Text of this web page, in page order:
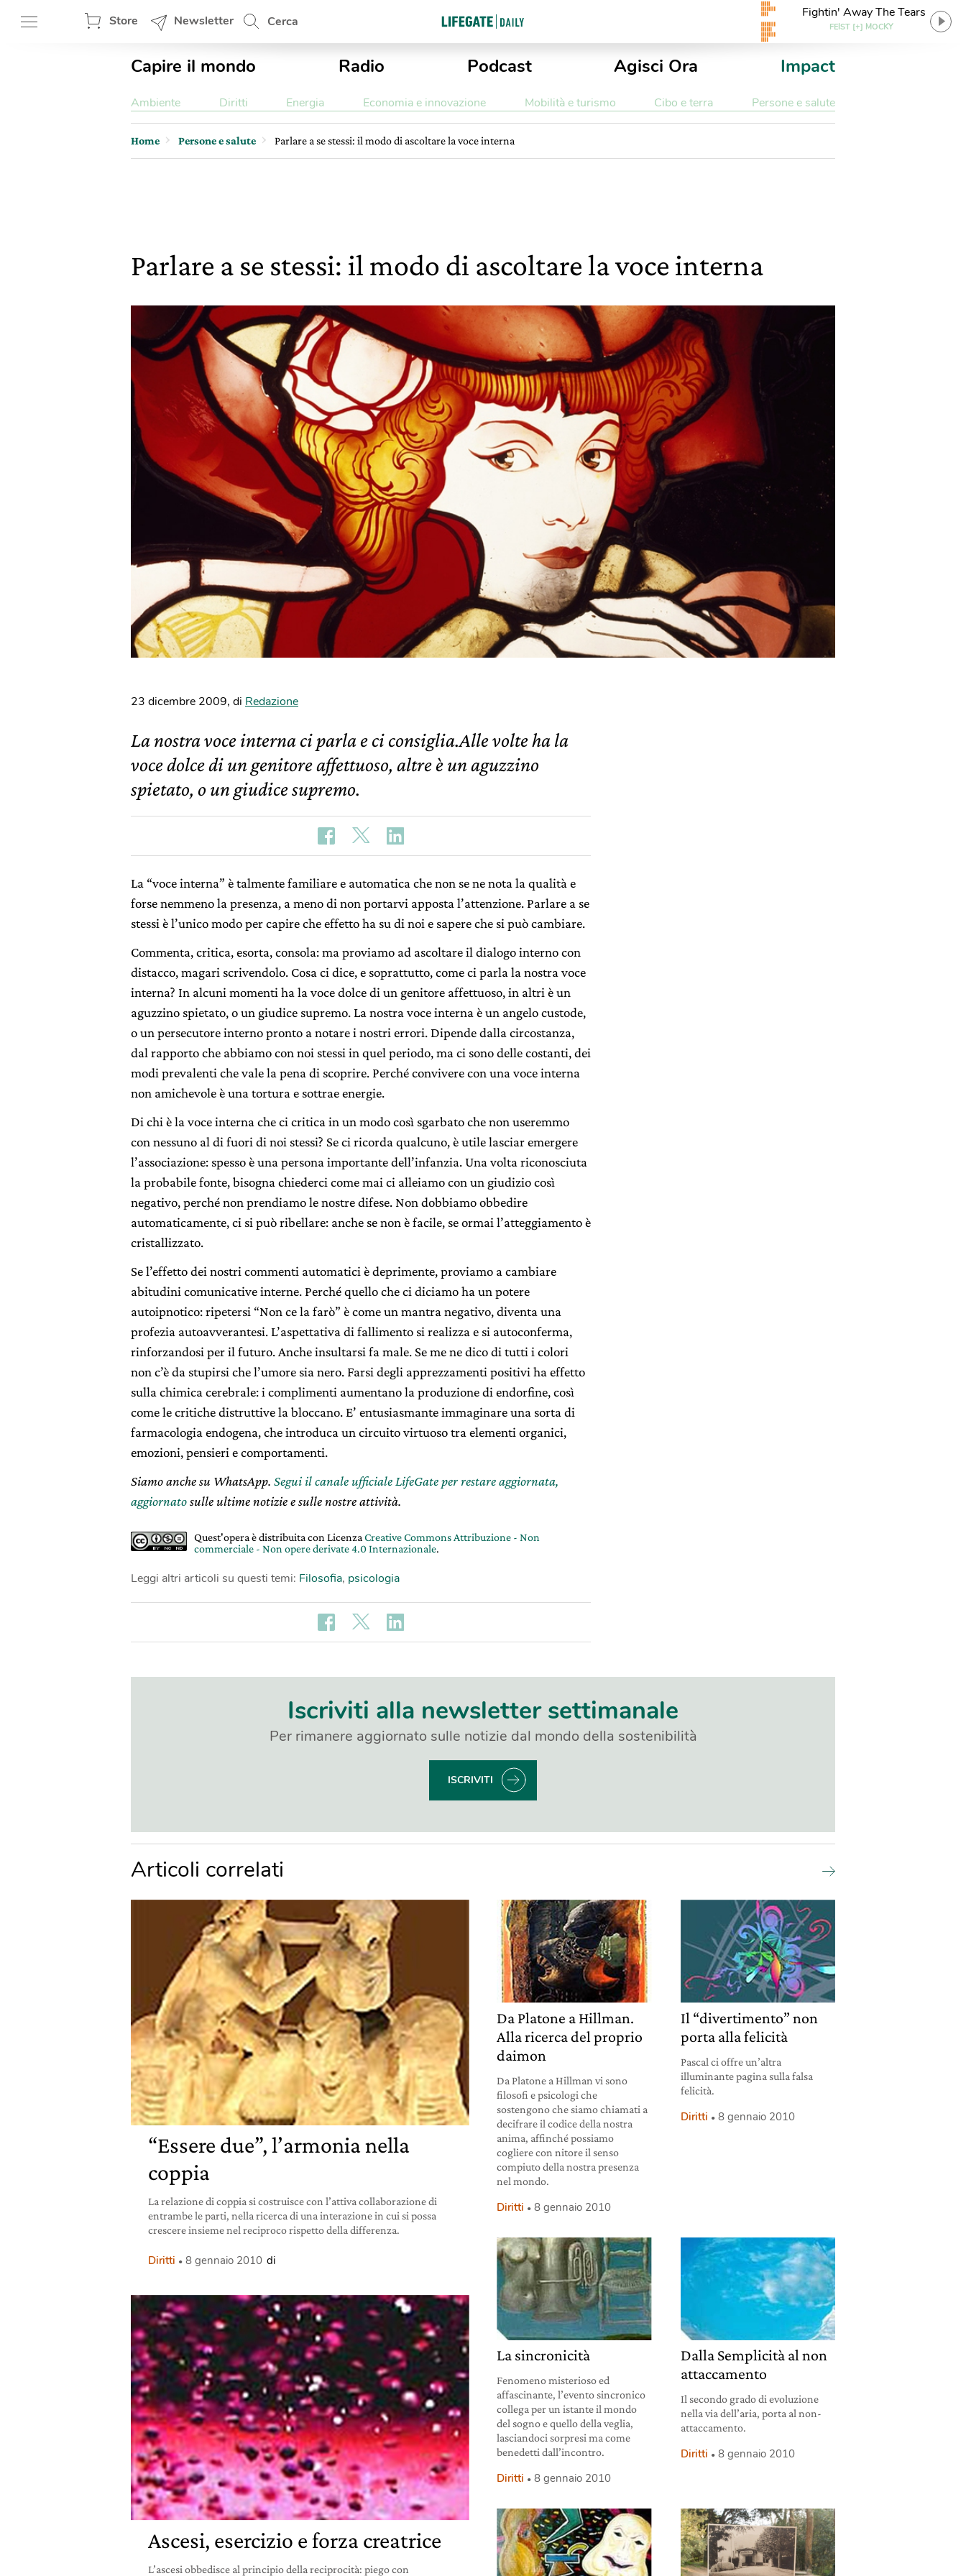
Store Newsletter Cerca
Fightin' Away The Tears
FEIST [+] MOCKY
Capire il mondo Radio Podcast Agisci Ora Impact
Ambiente Diritti Energia Economia e innovazione Mobilità e turismo Cibo e terra Persone e salute
Home Persone e salute Parlare a se stessi: il modo di ascoltare la voce interna
Parlare a se stessi: il modo di ascoltare la voce interna
23 dicembre 2009, di Redazione
La nostra voce interna ci parla e ci consiglia.Alle volte ha la
voce dolce di un genitore affettuoso, altre è un aguzzino
spietato, o un giudice supremo.
La “voce interna” è talmente familiare e automatica che non se ne nota la qualità e
forse nemmeno la presenza, a meno di non portarvi apposta l’attenzione. Parlare a se
stessi è l’unico modo per capire che effetto ha su di noi e sapere che si può cambiare.
Commenta, critica, esorta, consola: ma proviamo ad ascoltare il dialogo interno con
distacco, magari scrivendolo. Cosa ci dice, e soprattutto, come ci parla la nostra voce
interna? In alcuni momenti ha la voce dolce di un genitore affettuoso, in altri è un
aguzzino spietato, o un giudice supremo. La nostra voce interna è un angelo custode,
o un persecutore interno pronto a notare i nostri errori. Dipende dalla circostanza,
dal rapporto che abbiamo con noi stessi in quel periodo, ma ci sono delle costanti, dei
modi prevalenti che vale la pena di scoprire. Perché convivere con una voce interna
non amichevole è una tortura e sottrae energie.
Di chi è la voce interna che ci critica in un modo così sgarbato che non useremmo
con nessuno al di fuori di noi stessi? Se ci ricorda qualcuno, è utile lasciar emergere
l’associazione: spesso è una persona importante dell’infanzia. Una volta riconosciuta
la probabile fonte, bisogna chiederci come mai ci alleiamo con un giudizio così
negativo, perché non prendiamo le nostre difese. Non dobbiamo obbedire
automaticamente, ci si può ribellare: anche se non è facile, se ormai l’atteggiamento è
cristallizzato.
Se l’effetto dei nostri commenti automatici è deprimente, proviamo a cambiare
abitudini comunicative interne. Perché quello che ci diciamo ha un potere
autoipnotico: ripetersi “Non ce la farò” è come un mantra negativo, diventa una
profezia autoavverantesi. L’aspettativa di fallimento si realizza e si autoconferma,
rinforzandosi per il futuro. Anche insultarsi fa male. Se me ne dico di tutti i colori
non c’è da stupirsi che l’umore sia nero. Farsi degli apprezzamenti positivi ha effetto
sulla chimica cerebrale: i complimenti aumentano la produzione di endorfine, così
come le critiche distruttive la bloccano. E’ entusiasmante immaginare una sorta di
farmacologia endogena, che introduca un circuito virtuoso tra elementi organici,
emozioni, pensieri e comportamenti.
Siamo anche su WhatsApp. Segui il canale ufficiale LifeGate per restare aggiornata,
aggiornatosulle ultime notizie e sulle nostre attività.
Quest'opera è distribuita con Licenza Creative Commons Attribuzione - Non
commerciale - Non opere derivate 4.0 Internazionale.
Leggi altri articoli su questi temi: Filosofia, psicologia
Iscriviti alla newsletter settimanale
Per rimanere aggiornato sulle notizie dal mondo della sostenibilità
ISCRIVITI
Articoli correlati
“Essere due”, l’armonia nella
coppia
La relazione di coppia si costruisce con l’attiva collaborazione di
entrambe le parti, nella ricerca di una interazione in cui si possa
crescere insieme nel reciproco rispetto della differenza.
Diritti 8 gennaio 2010 di
Ascesi, esercizio e forza creatrice
L’ascesi obbedisce al principio della reciprocità: piego con
Da Platone a Hillman.
Alla ricerca del proprio
daimon
Da Platone a Hillman vi sono
filosofi e psicologi che
sostengono che siamo chiamati a
decifrare il codice della nostra
anima, affinché possiamo
cogliere con nitore il senso
compiuto della nostra presenza
nel mondo.
Diritti 8 gennaio 2010
Il “divertimento” non
porta alla felicità
Pascal ci offre un’altra
illuminante pagina sulla falsa
felicità.
Diritti 8 gennaio 2010
La sincronicità
Fenomeno misterioso ed
affascinante, l’evento sincronico
collega per un istante il mondo
del sogno e quello della veglia,
lasciandoci sorpresi ma come
benedetti dall’incontro.
Diritti 8 gennaio 2010
Dalla Semplicità al non
attaccamento
Il secondo grado di evoluzione
nella via dell’aria, porta al non-
attaccamento.
Diritti 8 gennaio 2010